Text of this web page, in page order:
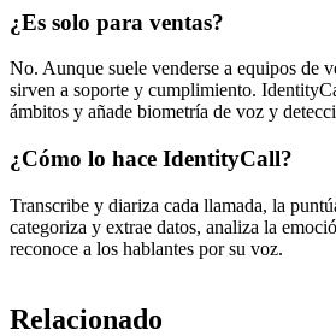
¿Es solo para ventas?
No. Aunque suele venderse a equipos de
sirven a soporte y cumplimiento.
ámbitos y añade biometría de voz y
¿Cómo lo hace IdentityCall?
Transcribe y diariza cada llamada, la
categoriza y extrae datos, analiza la
reconoce a los hablantes por su voz.
Relacionado